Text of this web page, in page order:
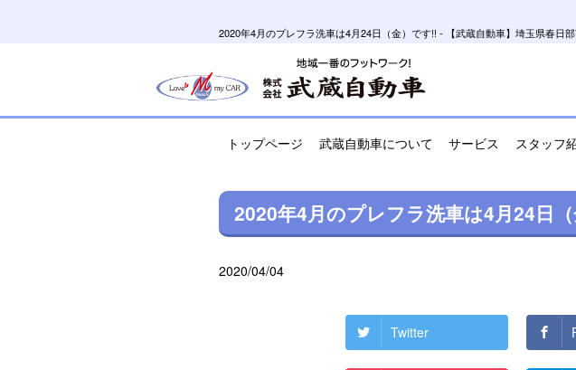
2020年4月のプレフラ洗車は4月24日（金）です!! - 【武蔵自動車】埼玉県春日
トップページ 武蔵自動車について サービス スタッフ
2020年4月のプレフラ洗車は4月24日
2020/04/04
Twitter